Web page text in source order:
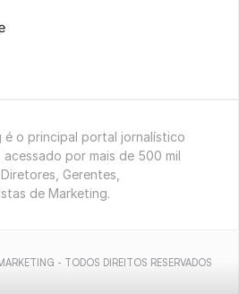
é o principal portal jornalístico
por mais de 500 mil
Gerentes,
de Marketing.
- TODOS DIREITOS RESERVADOS